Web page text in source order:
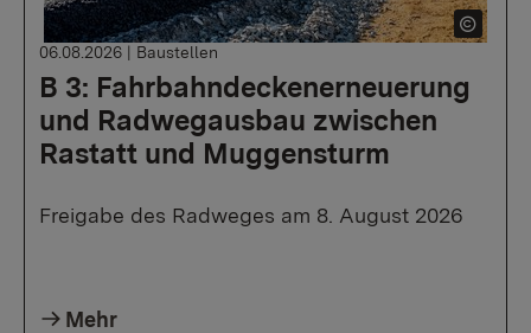
B 3: Fahrbahndeckenerneuerung
und Radwegausbau zwischen
Rastatt und Muggensturm
06.08.2026 | Baustellen
Freigabe des Radweges am 8. August 2026
Mehr